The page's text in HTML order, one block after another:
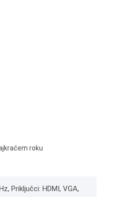
roku
Priključci: HDMI, VGA,